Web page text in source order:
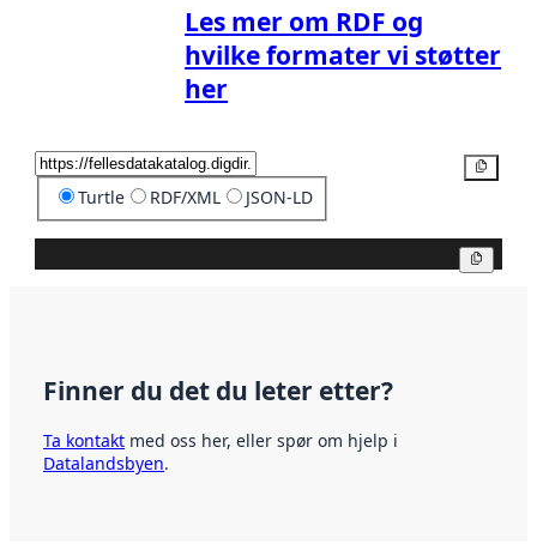
Les mer om RDF og
hvilke formater vi støtter
her
Turtle RDF/XML JSON-LD
Finner du det du leter etter?
Ta kontakt med oss her, eller spør om hjelp i
Datalandsbyen.